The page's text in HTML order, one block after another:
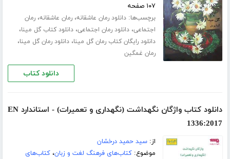
۱۰۷ صفحه
برچسب‌ها:دانلود رمان عاشقانه،رمان عاشقانه،رمان
اجتماعی،دانلود رمان اجتماعی،دانلود کتاب گل مینا،
دانلود رایگان کتاب رمان گل مینا،دانلود رمان گل مینا،
رمان غمگین
دانلود کتاب
دانلود کتاب واژگان نگهداشت (نگهداری و تعمیرات) - استاندارد EN
1336:2017
از:سید حمید درخشان
موضوع:کتاب‌های فرهنگ لغت و زبان،کتاب‌های